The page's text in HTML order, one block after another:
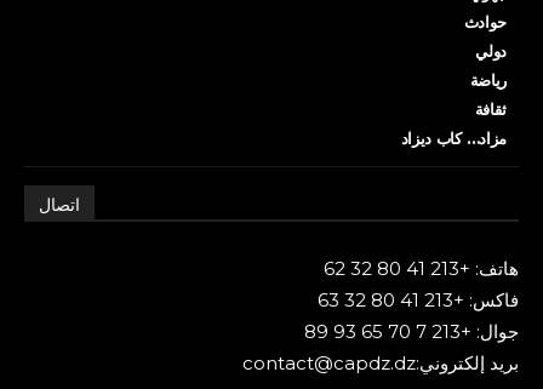
حوادث
دولي
رياضة
ثقافة
مزاد… كاب ديزاد
اتصال
هاتف: +213 41 80 32 62
فاكس: +213 41 80 32 63
جوال: +213 7 70 65 93 89
بريد إلكتروني:contact@capdz.dz